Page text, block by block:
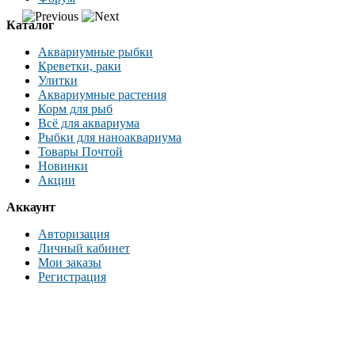
Каталог
Аквариумные рыбки
Креветки, раки
Улитки
Аквариумные растения
Корм для рыб
Всё для аквариума
Рыбки для наноаквариума
Товары Почтой
Новинки
Акции
Аккаунт
Авторизация
Личный кабинет
Мои заказы
Регистрация